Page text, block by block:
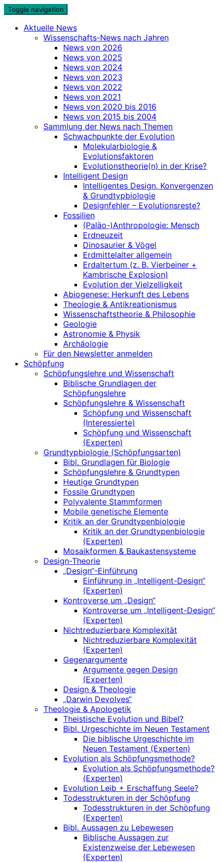
Skip
content
Toggle navigation
Aktuelle News
Wissenschafts-News nach Jahren
News von 2026
News von 2025
News von 2024
News von 2023
News von 2022
News von 2021
News von 2020 bis 2016
News von 2015 bis 2004
Sammlung der News nach Themen
Schwachpunkte der Evolution
Molekularbiologie &
Evolutionsfaktoren
Evolutionstheorie(n) in der Krise?
Intelligent Design
Intelligentes Design, Konvergenzen
& Grundtypbiologie
Designfehler – Evolutionsreste?
Fossilien
(Paläo-)Anthropologie: Mensch
Erdneuzeit
Dinosaurier & Vögel
Erdmittelalter allgemein
Erdaltertum (z. B. Vierbeiner +
Kambrische Explosion)
Evolution der Vielzelligkeit
Abiogenese: Herkunft des Lebens
Theologie & Antikreationismus
Wissenschaftstheorie & Philosophie
Geologie
Astronomie & Physik
Archäologie
Für den Newsletter anmelden
Schöpfung
Schöpfungslehre und Wissenschaft
Biblische Grundlagen der
Schöpfungslehre
Schöpfungslehre & Wissenschaft
Schöpfung und Wissenschaft
(Interessierte)
Schöpfung und Wissenschaft
(Experten)
Grundtypbiologie (Schöpfungsarten)
Bibl. Grundlagen für Biologie
Schöpfungslehre & Grundtypen
Heutige Grundtypen
Fossile Grundtypen
Polyvalente Stammformen
Mobile genetische Elemente
Kritik an der Grundtypenbiologie
Kritik an der Grundtypenbiologie
(Experten)
Mosaikformen & Baukastensysteme
Design-Theorie
„Design“-Einführung
Einführung in „Intelligent-Design“
(Experten)
Kontroverse um „Design“
Kontroverse um „Intelligent-Design“
(Experten)
Nichtreduzierbare Komplexität
Nichtreduzierbare Komplexität
(Experten)
Gegenargumente
Argumente gegen Design
(Experten)
Design & Theologie
„Darwin Devolves“
Theologie & Apologetik
Theistische Evolution und Bibel?
Bibl. Urgeschichte im Neuen Testament
Die biblische Urgeschichte im
Neuen Testament (Experten)
Evolution als Schöpfungsmethode?
Evolution als Schöpfungsmethode?
(Experten)
Evolution Leib + Erschaffung Seele?
Todesstrukturen in der Schöpfung
Todesstrukturen in der Schöpfung
(Experten)
Bibl. Aussagen zu Lebewesen
Biblische Aussagen zur
Existenzweise der Lebewesen
(Experten)